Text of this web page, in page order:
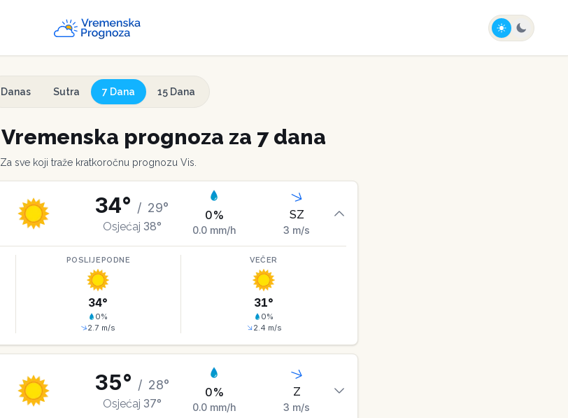
Danas Sutra 7 Dana 15 Dana
Vremenska prognoza za 7 dana
Za sve koji traže kratkoročnu prognozu Vis
34° / 29°
Osjećaj 38°
0%
0.0mm/h
SZ
3 m/s
POSLIJEPODNE
34°
0%
2.7 m/s
VEČER
31°
0%
2.4 m/s
35° / 28°
Osjećaj 37°
0%
0.0mm/h
Z
3 m/s